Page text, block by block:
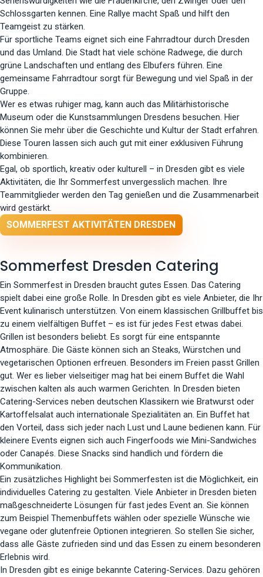
Schlossgarten kennen. Eine Rallye macht Spaß und hilft den
Teamgeist zu stärken.
Für sportliche Teams eignet sich eine Fahrradtour durch Dresden
und das Umland. Die Stadt hat viele schöne Radwege, die durch
grüne Landschaften und entlang des Elbufers führen. Eine
gemeinsame Fahrradtour sorgt für Bewegung und viel Spaß in der
Gruppe.
Wer es etwas ruhiger mag, kann auch das Militärhistorische
Museum oder die Kunstsammlungen Dresdens besuchen. Hier
können Sie mehr über die Geschichte und Kultur der Stadt erfahren.
Diese Touren lassen sich auch gut mit einer exklusiven Führung
kombinieren.
Egal, ob sportlich, kreativ oder kulturell – in Dresden gibt es viele
Aktivitäten, die Ihr Sommerfest unvergesslich machen. Ihre
Teammitglieder werden den Tag genießen und die Zusammenarbeit
wird gestärkt.
SOMMERFEST AKTIVITÄTEN DRESDEN
Sommerfest Dresden Catering
Ein Sommerfest in Dresden braucht gutes Essen. Das Catering
spielt dabei eine große Rolle. In Dresden gibt es viele Anbieter, die Ihr
Event kulinarisch unterstützen. Von einem klassischen Grillbuffet bis
zu einem vielfältigen Buffet – es ist für jedes Fest etwas dabei.
Grillen ist besonders beliebt. Es sorgt für eine entspannte
Atmosphäre. Die Gäste können sich an Steaks, Würstchen und
vegetarischen Optionen erfreuen. Besonders im Freien passt Grillen
gut. Wer es lieber vielseitiger mag hat bei einem Buffet die Wahl
zwischen kalten als auch warmen Gerichten. In Dresden bieten
Catering-Services neben deutschen Klassikern wie Bratwurst oder
Kartoffelsalat auch internationale Spezialitäten an. Ein Buffet hat
den Vorteil, dass sich jeder nach Lust und Laune bedienen kann. Für
kleinere Events eignen sich auch Fingerfoods wie Mini-Sandwiches
oder Canapés. Diese Snacks sind handlich und fördern die
Kommunikation.
Ein zusätzliches Highlight bei Sommerfesten ist die Möglichkeit, ein
individuelles Catering zu gestalten. Viele Anbieter in Dresden bieten
maßgeschneiderte Lösungen für fast jedes Event an. Sie können
zum Beispiel Themenbuffets wählen oder spezielle Wünsche wie
vegane oder glutenfreie Optionen integrieren. So stellen Sie sicher,
dass alle Gäste zufrieden sind und das Essen zu einem besonderen
Erlebnis wird.
In Dresden gibt es einige bekannte Catering-Services. Dazu gehören